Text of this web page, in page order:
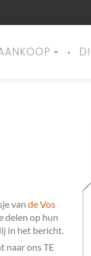
van de Vos
delen op hun
in het bericht.
naar ons TE